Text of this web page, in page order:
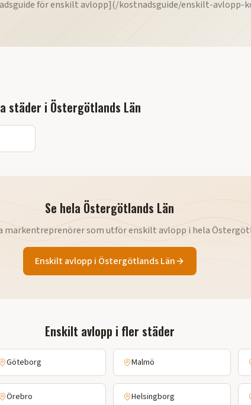
för enskilt avlopp](/kostnadsguide/enskilt-avlopp-
städer i Östergötlands Län
Se hela Östergötlands Län
markentreprenörer som utförenskilt avlopp i hela
Enskilt avlopp i Östergötlands Län
Enskilt avlopp i fler städer
Göteborg Malmö
Örebro Helsingborg